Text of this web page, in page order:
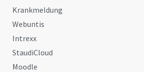
Krankmeldung
Webuntis
Intrexx
StaudiCloud
Moodle